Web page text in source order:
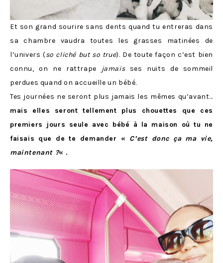
Et son grand sourire sans dents quand tu entreras dans
sa chambre vaudra toutes les grasses matinées de
l’univers (so cliché but so true). De toute façon c’est bien
connu, on ne rattrape jamaisses nuits de sommeil
perdues quand on accueille un bébé.
Tes journées ne seront plus jamais les mêmes qu’avant…
mais elles seront tellement plus chouettes que ces
premiers jours seule avec bébé à la maison où tu ne
faisais que de te demander « C’est donc ça ma vie,
maintenant ?« .